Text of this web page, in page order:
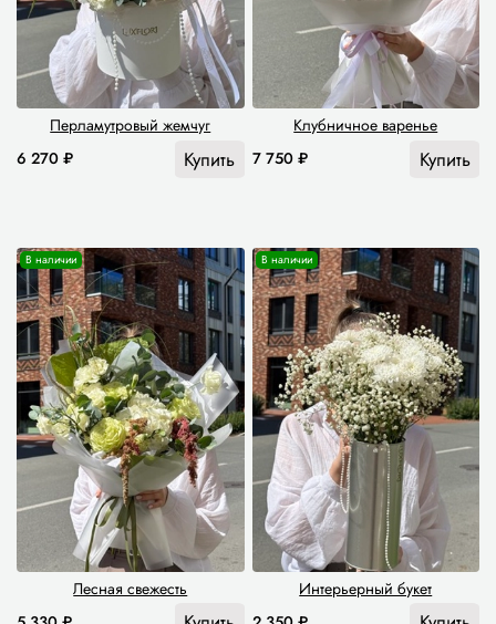
Перламутровый жемчуг
6 270 ₽
Купить
Клубничное варенье
7 750 ₽
Купить
В наличии
Лесная свежесть
В наличии
Интерьерный букет